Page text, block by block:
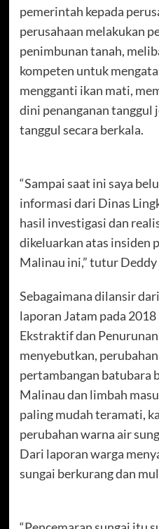
pemerintah kepada
perusahaan melakukan
penimbunan tanah,
kompeten untuk
mengganti ikan mati,
dini penanganan tanggul
tanggul secara berkala.
“Sampai saat ini saya
informasi dari Dinas
hasil investigasi dan
dikeluarkan atas insiden
Malinau ini,” tutur Deddy
Sebagaimana dilansir dari
laporan Jatam pada
Ekstraktif dan
menyebutkan,
pertambangan batubara
Malinau dan limbah
paling mudah teramati,
perubahan warna air
Dari laporan warga
sungai berkurang dan